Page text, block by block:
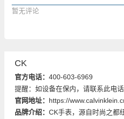
暂无评论
CK
官方电话： 400-603-6969
提醒：如设备在保内，请联系此电
官网地址： https://
品牌介绍： CK手表，源自时尚之都